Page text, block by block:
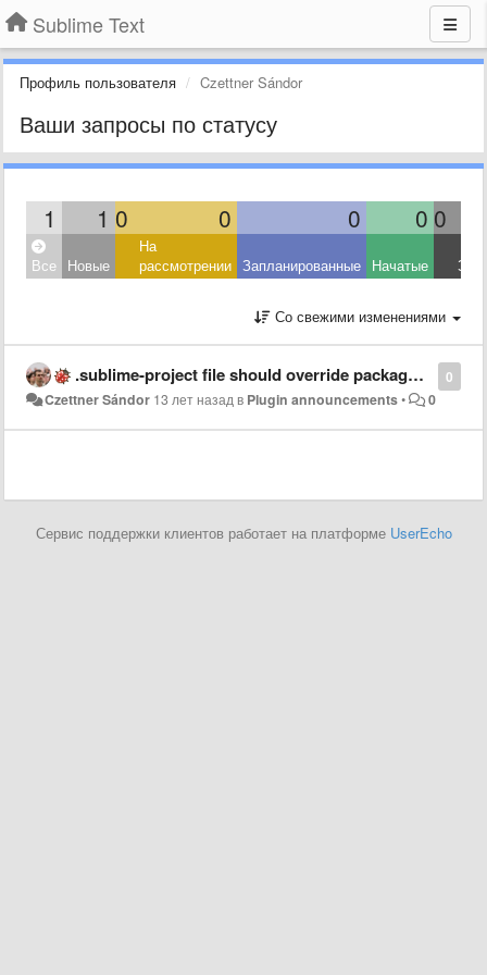
Sublime Text
Профиль пользователя Czettner Sándor
Ваши запросы по статусу
1 1 0 0 0 0 0
Все Новые
На
рассмотрении Запланированные Начатые
Со свежими изменениями
0
.sublime-project file should override package and user settings
Czettner Sándor 13 лет назадв Plugin announcements• 0
Сервис поддержки клиентов работает на платформе UserEcho